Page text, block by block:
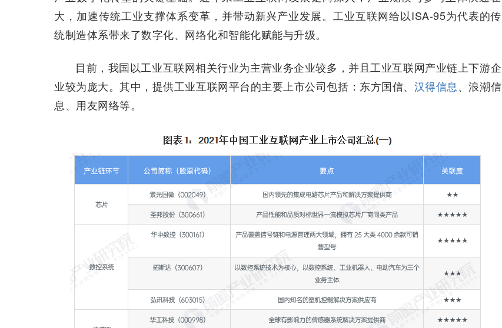
大，加速传统工业支撑体系变革，并带动新兴产业发展。工业互联网给以ISA-95为代表的传
统制造体系带来了数字化、网络化和智能化赋能与升级。
目前，我国以工业互联网相关行业为主营业务企业较多，并且工业互联网产业链上下游企
业较为庞大。其中，提供工业互联网平台的主要上市公司包括：东方国信、 汉得信息、浪潮信
息、用友网络等。